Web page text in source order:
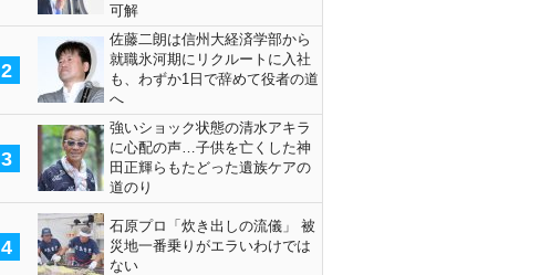
可解
2
佐藤二朗は信州大経済学部から
就職氷河期にリクルートに入社
も、わずか1日で辞めて役者の道
へ
3
強いショック状態の清水アキラ
に心配の声…子供を亡くした神
田正輝らもたどった遺族ケアの
道のり
4
石原プロ「炊き出しの流儀」 被
災地一番乗りがエラいわけでは
ない